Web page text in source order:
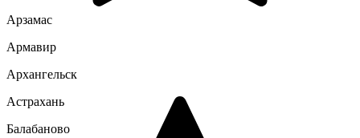
Арзамас
Армавир
Архангельск
Астрахань
Балабаново